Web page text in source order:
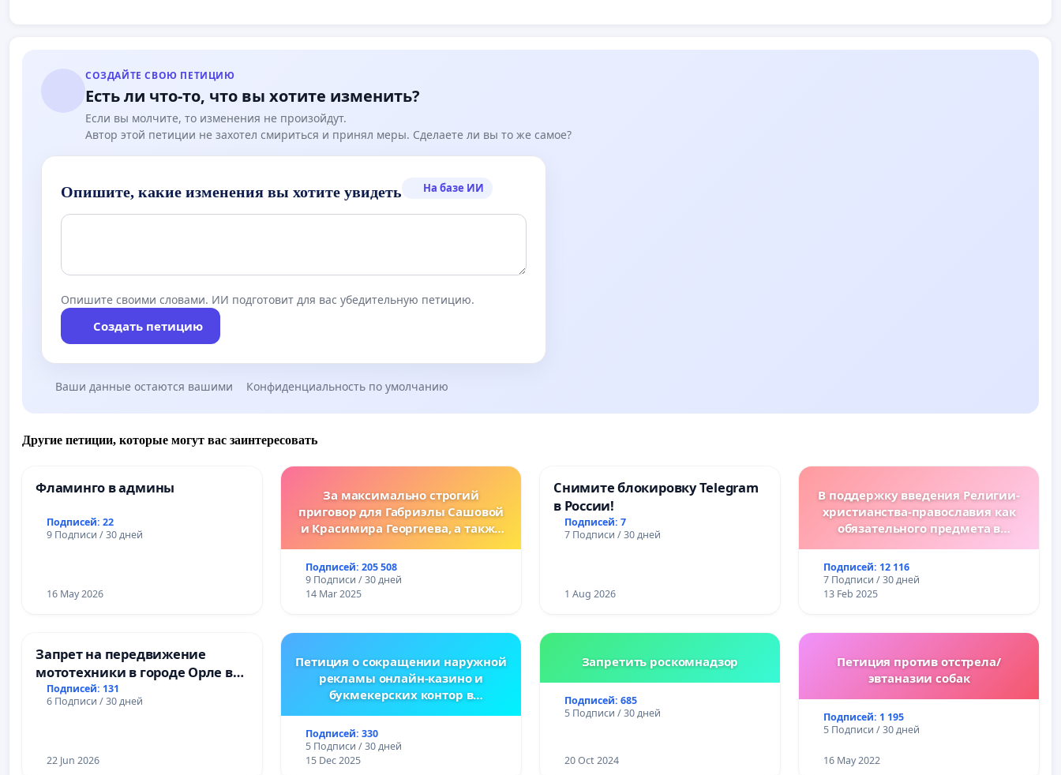
СОЗДАЙТЕ СВОЮ ПЕТИЦИЮ
Есть ли что-то, что вы хотите изменить?
Если вы молчите, то изменения не произойдут.
Автор этой петиции не захотел смириться и принял меры. Сделаете ли вы то же самое?
Опишите, какие изменения вы хотите увидеть На базе ИИ
Опишите своими словами. ИИ подготовит для вас убедительную петицию.
Создать петицию
Ваши данные остаются вашими Конфиденциальность по умолчанию
Другие петиции, которые могут вас заинтересовать
Фламинго в админы
Подписей: 22
9 Подписи / 30 дней
16 May 2026
За максимально строгий
приговор для Габриэлы Сашовой
и Красимира Георгиева, а также
предусматривающие более
жесткие наказания за
преступления против животных!
Подписей: 205 508
9 Подписи / 30 дней
14 Mar 2025
Снимите блокировку Telegram
в России!
Подписей: 7
7 Подписи / 30 дней
1 Aug 2026
В поддержку введения Религии-
христианства-православия как
обязательного предмета в
Подписей: 12 116
7 Подписи / 30 дней
13 Feb 2025
Запрет на передвижение
мототехники в городе Орле в
ночное время (с 22:00 до 05:00)
Подписей: 131
6 Подписи / 30 дней
22 Jun 2026
Петиция о сокращении наружной
рекламы онлайн-казино и
букмекерских контор в
Подписей: 330
5 Подписи / 30 дней
15 Dec 2025
Запретить роскомнадзор
Подписей: 685
5 Подписи / 30 дней
20 Oct 2024
Петиция против отстрела/
эвтаназии собак
Подписей: 1 195
5 Подписи / 30 дней
16 May 2022